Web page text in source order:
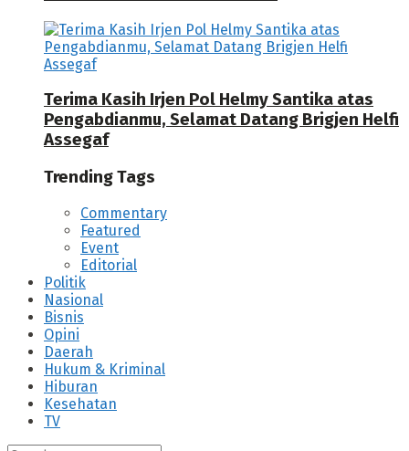
Terima Kasih Irjen Pol Helmy Santika atas
Pengabdianmu, Selamat Datang Brigjen Helfi
Assegaf
Trending Tags
Commentary
Featured
Event
Editorial
Politik
Nasional
Bisnis
Opini
Daerah
Hukum & Kriminal
Hiburan
Kesehatan
TV